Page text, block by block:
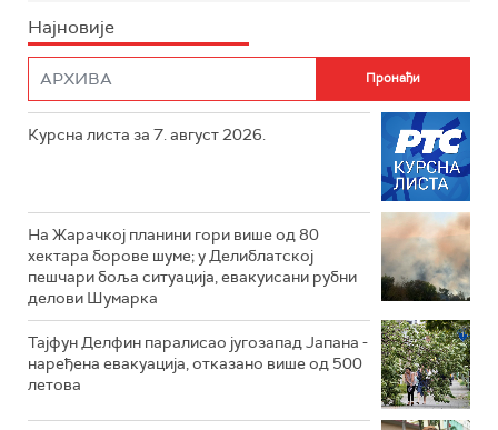
Најновије
Курсна листа за 7. август 2026.
На Жарачкој планини гори више од 80
хектара борове шуме; у Делиблатској
пешчари боља ситуација, евакуисани рубни
делови Шумарка
Тајфун Делфин паралисао југозапад Јапана -
наређена евакуација, отказано више од 500
летова